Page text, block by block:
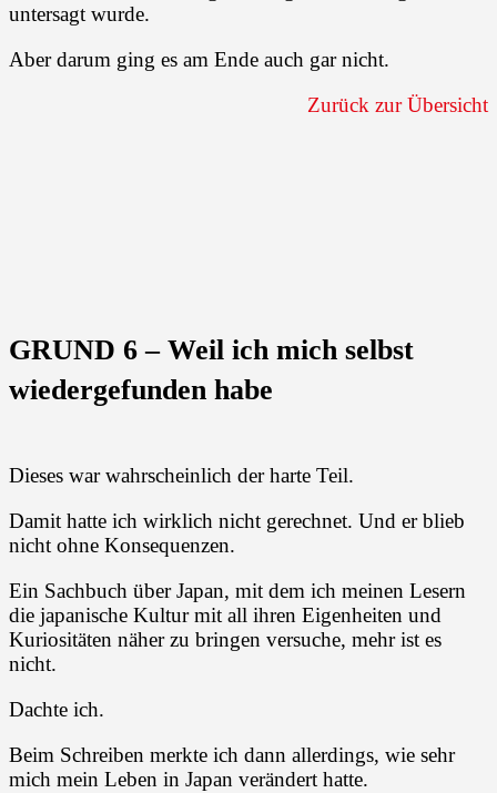
untersagt wurde.
Aber darum ging es am Ende auch gar nicht.
Zurück zur Übersicht
GRUND 6 – Weil ich mich selbst
wiedergefunden habe
Dieses war wahrscheinlich der harte Teil.
Damit hatte ich wirklich nicht gerechnet. Und er blieb
nicht ohne Konsequenzen.
Ein Sachbuch über Japan, mit dem ich meinen Lesern
die japanische Kultur mit all ihren Eigenheiten und
Kuriositäten näher zu bringen versuche, mehr ist es
nicht.
Dachte ich.
Beim Schreiben merkte ich dann allerdings, wie sehr
mich mein Leben in Japan verändert hatte.